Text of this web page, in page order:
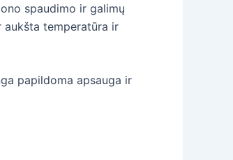
spaudimo ir galimų
aukšta temperatūra ir
papildoma apsauga ir